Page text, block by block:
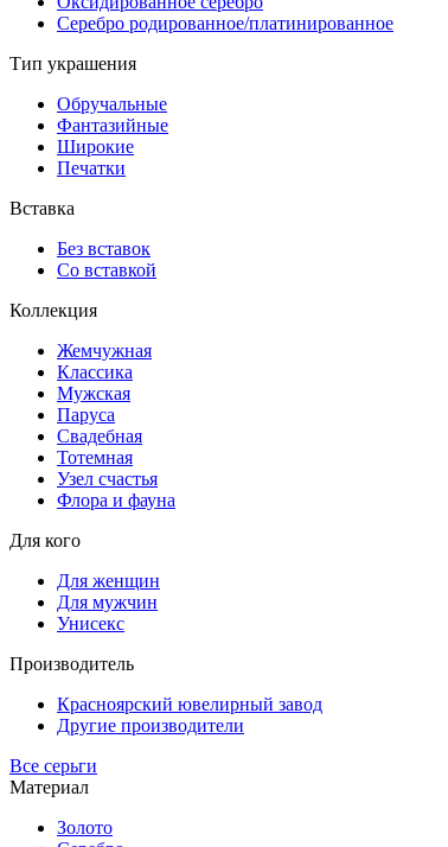
Серебро родированное/платинированное
Тип украшения
Обручальные
Фантазийные
Широкие
Печатки
Вставка
Без вставок
Со вставкой
Коллекция
Жемчужная
Классика
Мужская
Паруса
Свадебная
Тотемная
Узел счастья
Флора и фауна
Для кого
Для женщин
Для мужчин
Унисекс
Производитель
Красноярский ювелирный завод
Другие производители
Все серьги
Материал
Золото